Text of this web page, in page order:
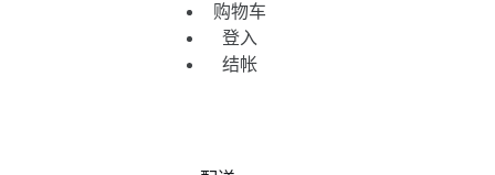
购物车
登入
结帐